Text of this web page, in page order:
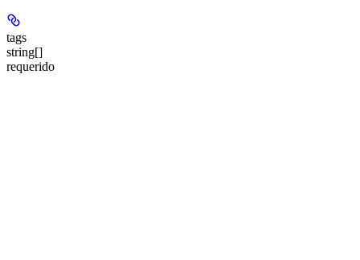
tags
string[]
requerido